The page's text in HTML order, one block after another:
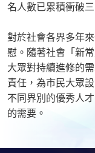
名人數已累積衝破
對於社會各界多年
慰。隨著社會「新
大眾對持續進修的
責任，為市民大眾
不同界別的優秀人
的需要。